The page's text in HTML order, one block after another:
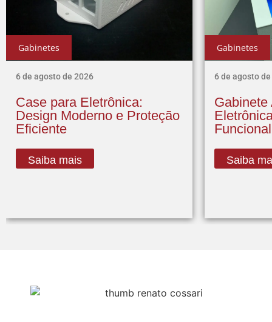
Gabinetes
6 de agosto de 2026
Case para Eletrônica:
Design Moderno e Proteção
Eficiente
Saiba mais
Gabinetes
6 de agosto
Gabinete
Saiba